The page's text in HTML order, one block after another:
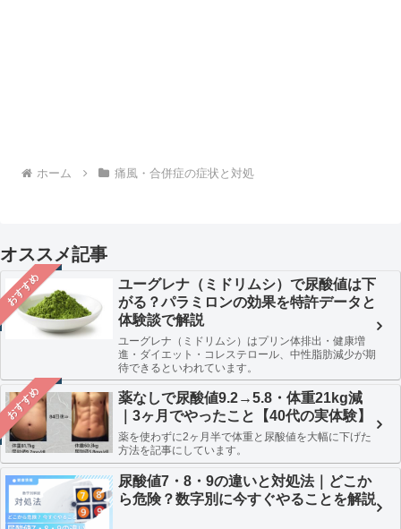
ホーム 痛風・合併症の症状と対処
オススメ記事
おすすめ
ユーグレナ（ミドリムシ）で尿酸値は下
がる？パラミロンの効果を特許データと
体験談で解説
ユーグレナ（ミドリムシ）はプリン体排出・健康増
進・ダイエット・コレステロール、中性脂肪減少が期
待できるといわれています。
おすすめ
薬なしで尿酸値9.2→5.8・体重21kg減
｜3ヶ月でやったこと【40代の実体験】
薬を使わずに2ヶ月半で体重と尿酸値を大幅に下げた
方法を記事にしています。
尿酸値7・8・9の違いと対処法｜どこか
ら危険？数字別に今すぐやることを解説